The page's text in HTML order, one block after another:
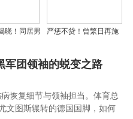
晓！同居男
堂
严惩不贷！曾繁日再施
殃，林书豪昔日队友受
军团领袖的蜕变之路
恢复细节与领袖担当。体育总
文图斯辗转的德国国脚，如何